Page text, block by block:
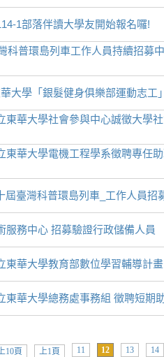
1部落伴讀大學友開始報名囉!
科普環島列車工作人員持續招募
大學「銀髮健身俱樂部運動志工
東華大學社會參與中心誠徵大學
東華大學電機工程學系徵聘專任
屆臺灣科普環島列車_工作人員招
服務中心 招募驗證行政儲備人員
東華大學教育部數位學習輔導計
東華大學總務處事務組 徵聘短期
上10頁 上1頁 11 12 13 14